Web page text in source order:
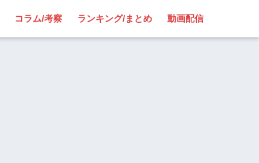
コラム/考察 ランキング/まとめ 動画配信